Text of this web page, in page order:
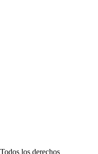
los derechos